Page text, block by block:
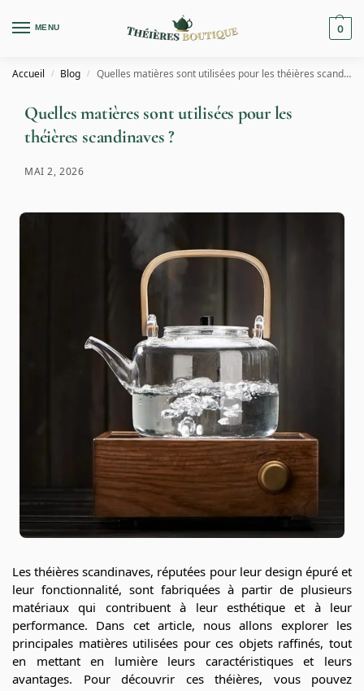
MENU 0
Accueil / Blog / Quelles matières sont utilisées pour les théières scandinaves ?
Quelles matières sont utilisées pour les
théières scandinaves ?
MAI 2, 2026
Les théières scandinaves, réputées pour leur design épuré et
leur fonctionnalité, sont fabriquées à partir de plusieurs
matériaux qui contribuent à leur esthétique et à leur
performance. Dans cet article, nous allons explorer les
principales matières utilisées pour ces objets raffinés, tout
en mettant en lumière leurs caractéristiques et leurs
avantages. Pour découvrir ces théières, vous pouvez